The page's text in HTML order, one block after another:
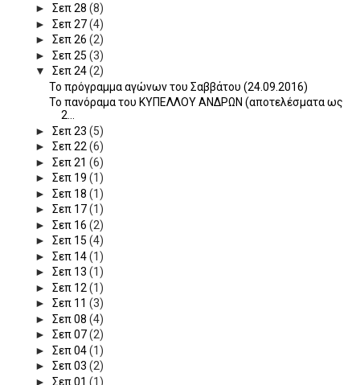
► Σεπ 28 (8)
► Σεπ 27(4)
► Σεπ 26 (2)
► Σεπ 25 (3)
▼ Σεπ 24(2)
Το πρόγραμμα αγώνων του Σαββάτου (24.09.2016)
Το πανόραμα του ΚΥΠΕΛΛΟΥ ΑΝΔΡΩΝ (αποτελέσματα ως
2...
► Σεπ 23 (5)
► Σεπ 22(6)
► Σεπ 21 (6)
► Σεπ 19 (1)
► Σεπ 18 (1)
► Σεπ 17(1)
► Σεπ 16 (2)
► Σεπ 15 (4)
► Σεπ 14(1)
► Σεπ 13 (1)
► Σεπ 12 (1)
► Σεπ 11 (3)
► Σεπ 08 (4)
► Σεπ 07(2)
► Σεπ 04(1)
► Σεπ 03 (2)
► Σεπ 01 (1)